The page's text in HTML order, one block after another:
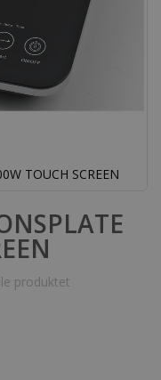
TOUCH SCREEN
produktet